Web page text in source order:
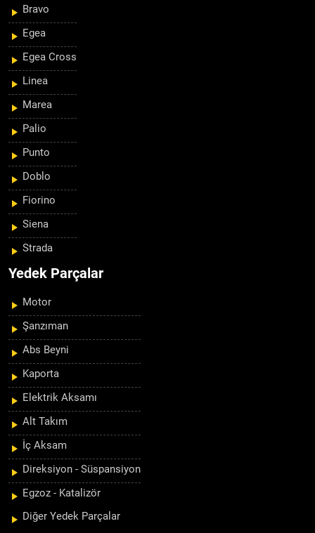
Bravo
Egea
Egea Cross
Linea
Marea
Palio
Punto
Doblo
Fiorino
Siena
Strada
Yedek Parçalar
Motor
Şanzıman
Abs Beyni
Kaporta
Elektrik Aksamı
Alt Takım
İç Aksam
Direksiyon - Süspansiyon
Egzoz - Katalizör
Diğer Yedek Parçalar